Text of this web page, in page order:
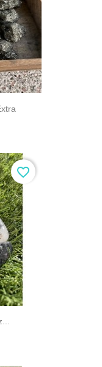
favorite_border